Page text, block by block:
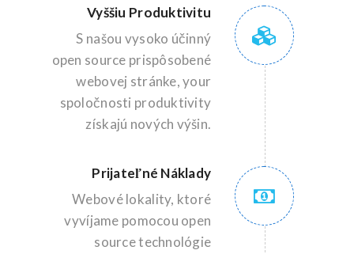
Vyššiu Produktivitu
S našou vysoko účinný
open source prispôsobené
webovej stránke, your
spoločnosti produktivity
získajú nových výšin.
Prijateľné Náklady
Webové lokality, ktoré
vyvíjame pomocou open
source technológie